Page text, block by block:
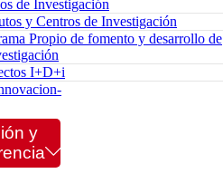
de Investigación
y Centros de Investigación
Propio de fomento y desarrollo de
I+D+i
y